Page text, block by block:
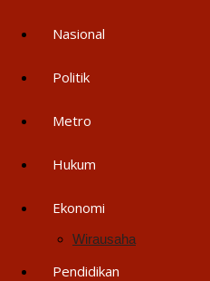
Nasional
Politik
Metro
Hukum
Ekonomi
Wirausaha
Pendidikan